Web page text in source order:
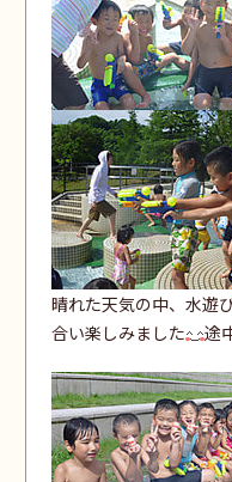
晴れた天気の中、水遊
合い楽しみました
途